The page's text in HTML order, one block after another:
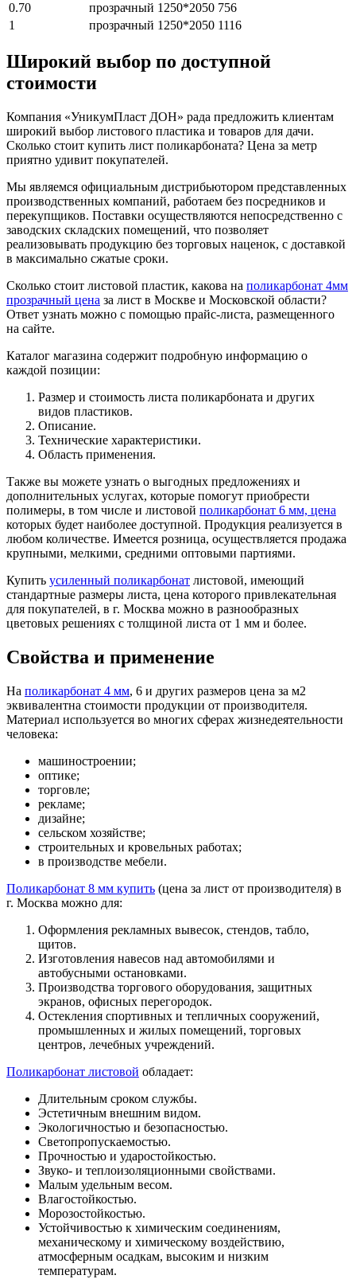
0.70 прозрачный 1250*2050 756
1
прозрачный 1250*2050 1116
Широкий выбор по доступной
стоимости
Компания «УникумПласт ДОН» рада предложить клиентам
широкий выбор листового пластика и товаров для дачи.
Сколько стоит купить лист поликарбоната? Цена за метр
приятно удивит покупателей.
Мы являемся официальным дистрибьютором представленных
производственных компаний, работаем без посредников и
перекупщиков. Поставки осуществляются непосредственно с
заводских складских помещений, что позволяет
реализовывать продукцию без торговых наценок, с доставкой
в максимально сжатые сроки.
Сколько стоит листовой пластик, какова на поликарбонат 4мм
прозрачный цена за лист в Москве и Московской области?
Ответ узнать можно с помощью прайс-листа, размещенного
на сайте.
Каталог магазина содержит подробную информацию о
каждой позиции:
Размер и стоимость листа поликарбоната и других
видов пластиков.
Описание.
Технические характеристики.
Область применения.
Также вы можете узнать о выгодных предложениях и
дополнительных услугах, которые помогут приобрести
полимеры, в том числе и листовой поликарбонат 6 мм, цена
которых будет наиболее доступной. Продукция реализуется в
любом количестве. Имеется розница, осуществляется продажа
крупными, мелкими, средними оптовыми партиями.
Купить усиленный поликарбонат листовой, имеющий
стандартные размеры листа, цена которого привлекательная
для покупателей, в г. Москва можно в разнообразных
цветовых решениях с толщиной листа от 1 мм и более.
Свойства и применение
На поликарбонат 4 мм, 6 и других размеров цена за м2
эквивалентна стоимости продукции от производителя.
Материал используется во многих сферах жизнедеятельности
человека:
машиностроении;
оптике;
торговле;
рекламе;
дизайне;
сельском хозяйстве;
строительных и кровельных работах;
в производстве мебели.
Поликарбонат 8 мм купить (цена за лист от производителя) в
г. Москва можно для:
Оформления рекламных вывесок, стендов, табло,
щитов.
Изготовления навесов над автомобилями и
автобусными остановками.
Производства торгового оборудования, защитных
экранов, офисных перегородок.
Остекления спортивных и тепличных сооружений,
промышленных и жилых помещений, торговых
центров, лечебных учреждений.
Поликарбонат листовой обладает:
Длительным сроком службы.
Эстетичным внешним видом.
Экологичностью и безопасностью.
Светопропускаемостью.
Прочностью и ударостойкостью.
Звуко- и теплоизоляционными свойствами.
Малым удельным весом.
Влагостойкостью.
Морозостойкостью.
Устойчивостью к химическим соединениям,
механическому и химическому воздействию,
атмосферным осадкам, высоким и низким
температурам.